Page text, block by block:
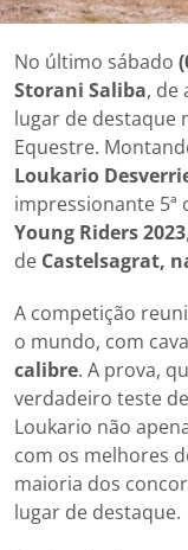
No último sábado
Storani Saliba, de
lugar de destaque
Equestre.
Loukario
impressionante 5ª
Young Riders 2023
de Castelsagrat,
A competição
o mundo, com
calibre. A prova,
verdadeiro teste de
Loukario não
com os melhores
maioria dos
lugar de destaque.